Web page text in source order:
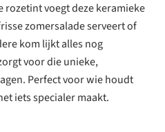
voegt deze keramieke
zomersalade serveert of
kom lijkt alles nog
voor die unieke,
Perfect voor wie houdt
iets specialer maakt.